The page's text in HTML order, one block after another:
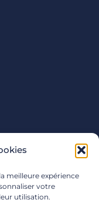
meilleure expérience
votre
utilisation.